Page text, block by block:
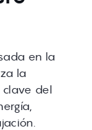
en la
la
del